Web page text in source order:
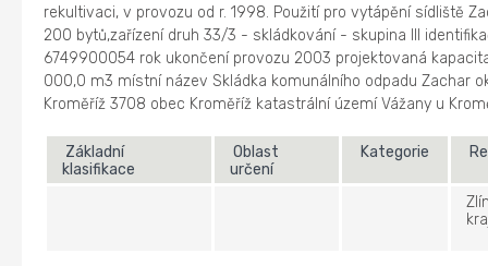
rekultivaci, v provozu od r. 1998. Použití pro vytápění sídliště
200 bytů,zařízení druh 33/3 - skládkování - skupina III
6749900054 rok ukončení provozu 2003 projektovaná
000,0 m3 místní název Skládka komunálního odpadu Zachar
Kroměříž 3708 obec Kroměříž katastrální území Vážany u
Základní
klasifikace
Oblast
určení
Kategorie